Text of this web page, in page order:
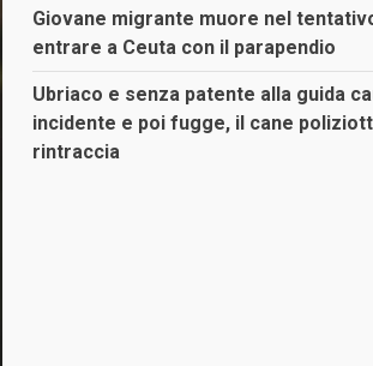
Giovane migrante muore nel
entrare a Ceuta con il parapendio
Ubriaco e senza patente alla guida
incidente e poi fugge, il cane
rintraccia